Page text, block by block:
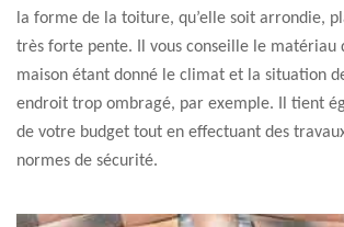
la forme de la toiture, qu’elle soit arrondie,
très forte pente. Il vous conseille le matériau
maison étant donné le climat et la situation
endroit trop ombragé, par exemple. Il tient
de votre budget tout en effectuant des
normes de sécurité.